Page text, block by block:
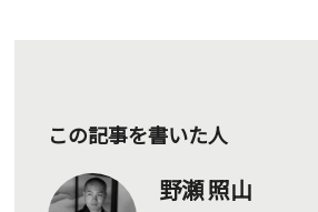
この記事を書いた人
野瀬 照山